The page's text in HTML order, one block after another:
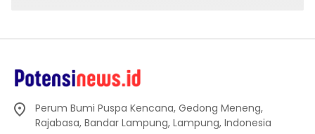
Perum Bumi Puspa Kencana, Gedong Meneng,
Rajabasa, Bandar Lampung, Lampung, Indonesia